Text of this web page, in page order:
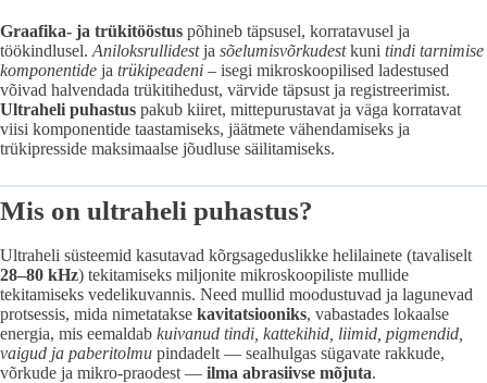
Graafika- ja trükitööstus põhineb täpsusel, korratavusel ja
töökindlusel. Aniloksrullidestja sõelumisvõrkudestkuni tindi tarnimise
komponentide ja trükipeadeni – isegi mikroskoopilised ladestused
võivad halvendada trükitihedust, värvide täpsust ja registreerimist.
Ultraheli puhastus pakub kiiret, mittepurustavat ja väga korratavat
viisi komponentide taastamiseks, jäätmete vähendamiseks ja
trükipresside maksimaalse jõudluse säilitamiseks.
Mis on ultraheli puhastus?
Ultraheli süsteemid kasutavad kõrgsageduslikke helilainete (tavaliselt
28–80 kHz) tekitamiseks miljonite mikroskoopiliste mullide
tekitamiseks vedelikuvannis. Need mullid moodustuvad ja lagunevad
protsessis, mida nimetatakse kavitatsiooniks, vabastades lokaalse
energia, mis eemaldab kuivanud tindi, kattekihid, liimid, pigmendid,
vaigud ja paberitolmu pindadelt — sealhulgas sügavate rakkude,
võrkude ja mikro-praodest — ilma abrasiivse mõjuta.